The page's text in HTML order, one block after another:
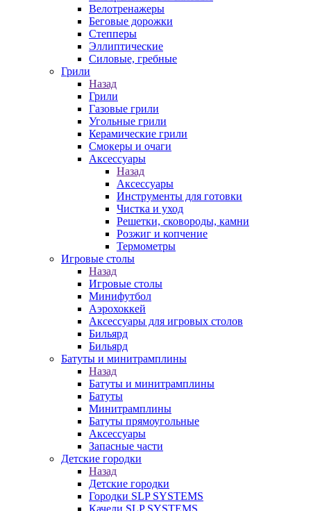
Велотренажеры
Беговые дорожки
Степперы
Эллиптические
Силовые, гребные
Грили
Назад
Грили
Газовые грили
Угольные грили
Керамические грили
Смокеры и очаги
Аксессуары
Назад
Аксессуары
Инструменты для готовки
Чистка и уход
Решетки, сковороды, камни
Розжиг и копчение
Термометры
Игровые столы
Назад
Игровые столы
Минифутбол
Аэрохоккей
Аксессуары для игровых столов
Бильяpд
Бильяpд
Батуты и минитрамплины
Назад
Батуты и минитрамплины
Батуты
Минитрамплины
Батуты прямоугольные
Аксессуары
Запасные части
Детские городки
Назад
Детские городки
Городки SLP SYSTEMS
Качели SLP SYSTEMS